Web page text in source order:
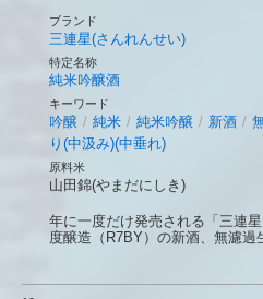
ブランド
三連星(さんれんせい)
特定名称
純米吟醸酒
キーワード
吟醸 / 純米 / 純米吟醸 / 新酒 /
り(中汲み)(中垂れ)
原料米
山田錦(やまだにしき)
年に一度だけ発売される「三連
度醸造（R7BY）の新酒、無濾過